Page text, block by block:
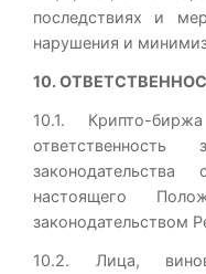
последствиях и
нарушения и
10.
10.1. Крипто-
настоящего
законодательством
10.2. Лица,